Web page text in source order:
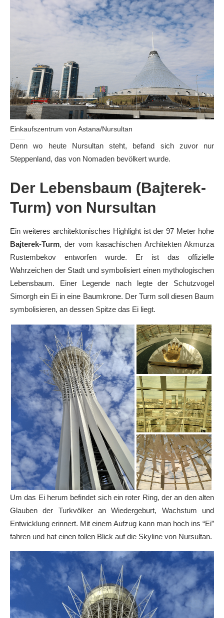
Einkaufszentrum von Astana/Nursultan
Denn wo heute Nursultan steht, befand sich zuvor nur
Steppenland, das von Nomaden bevölkert wurde.
Der Lebensbaum (Bajterek-
Turm) von Nursultan
Ein weiteres architektonisches Highlight ist der 97 Meter hohe
Bajterek-Turm, der vom kasachischen Architekten Akmurza
Rustembekov entworfen wurde. Er ist das offizielle
Wahrzeichen der Stadt und symbolisiert einen mythologischen
Lebensbaum. Einer Legende nach legte der Schutzvogel
Simorgh ein Ei in eine Baumkrone. Der Turm soll diesen Baum
symbolisieren, an dessen Spitze das Ei liegt.
Um das Ei herum befindet sich ein roter Ring, der an den alten
Glauben der Turkvölker an Wiedergeburt, Wachstum und
Entwicklung erinnert. Mit einem Aufzug kann man hoch ins “Ei”
fahren und hat einen tollen Blick auf die Skyline von Nursultan.